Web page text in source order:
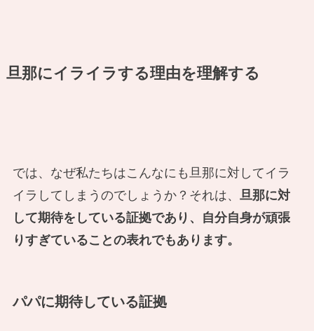
旦那にイライラする理由を理解する
では、なぜ私たちはこんなにも旦那に対してイラ
イラしてしまうのでしょうか？それは、 旦那に対
して期待をしている証拠であり、自分自身が頑張
りすぎていることの表れでもあります。
パパに期待している証拠